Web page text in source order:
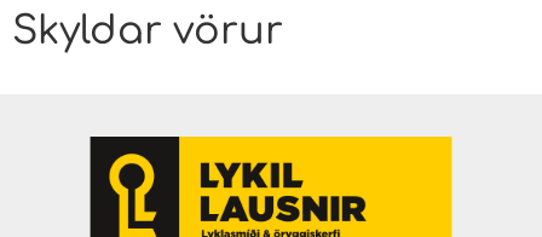
Skyldar vörur